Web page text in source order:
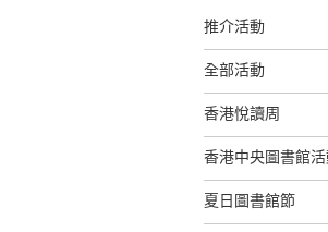
推介活動
全部活動
香港悅讀周
香港中央圖書館
夏日圖書館節